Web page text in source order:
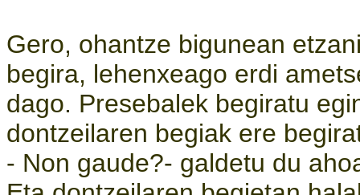
Gero, ohantze bigunean
begira, lehenxeago erdi
dago. Presebalek begiratu
dontzeilaren begiak ere
- Non gaude?- galdetu du